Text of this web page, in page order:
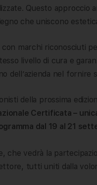
Questo approccio
che uniscono
marchi riconosciuti
livello di cura e
dell’azienda nel fornire
della prossima
Certificata –
dal 19 al 21
che vedrà la
tutti uniti dalla